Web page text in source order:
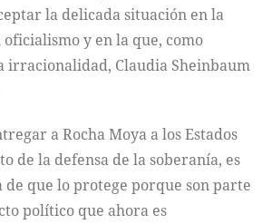
la delicada situación en la
y en la que, como
irracionalidad, Claudia Sheinbaum
a Rocha Moya a los Estados
de la defensa de la soberanía, es
que lo protege porque son parte
político que ahora es